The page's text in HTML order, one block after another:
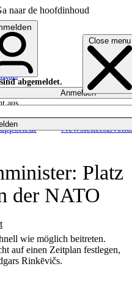
naar de hoofdinhoud
Close menu
NewslettersEvents
abgemeldet.
Anmelden
aus
Platz
der NATO
wie möglich beitreten.
auf einen Zeitplan festlegen,
Rinkēvičs.